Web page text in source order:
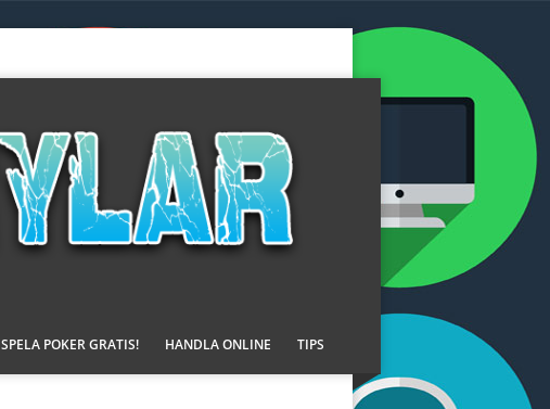
SPELA POKER GRATIS! HANDLA ONLINE TIPS